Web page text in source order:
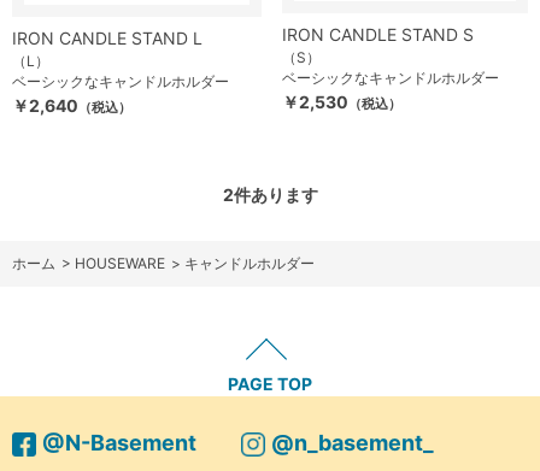
IRON CANDLE STAND L
（L）
ベーシックなキャンドルホルダー
￥2,640 （税込）
IRON CANDLE STAND S
（S）
ベーシックなキャンドルホルダー
￥2,530 （税込）
2件あります
ホーム > HOUSEWARE > キャンドルホルダー
PAGE TOP
@N-Basement @n_basement_